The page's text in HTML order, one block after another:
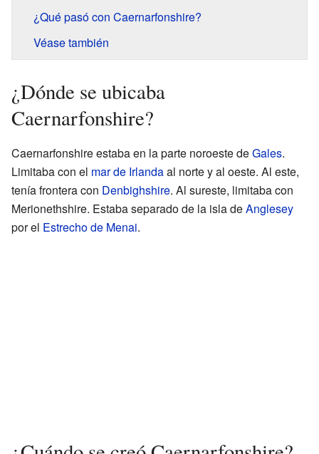
¿Qué pasó con Caernarfonshire?
Véase también
¿Dónde se ubicaba
Caernarfonshire?
Caernarfonshire estaba en la parte noroeste deGales.
Limitaba con el mar de Irlandaal norte y al oeste. Al este,
tenía frontera con Denbighshire. Al sureste, limitaba con
Merionethshire. Estaba separado de la isla deAnglesey
por el Estrecho de Menai.